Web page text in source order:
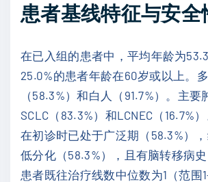
患者基线特征与安全
在已入组的患者中，平均年龄为
25.0%的患者年龄在60岁或以上。
（58.3%）和白人（91.7%）。主要
SCLC（83.3%）和LCNEC（16.7%
在初诊时已处于广泛期（58.3%）
低分化（58.3%），且有脑转移病史
患者既往治疗线数中位数为1（范围